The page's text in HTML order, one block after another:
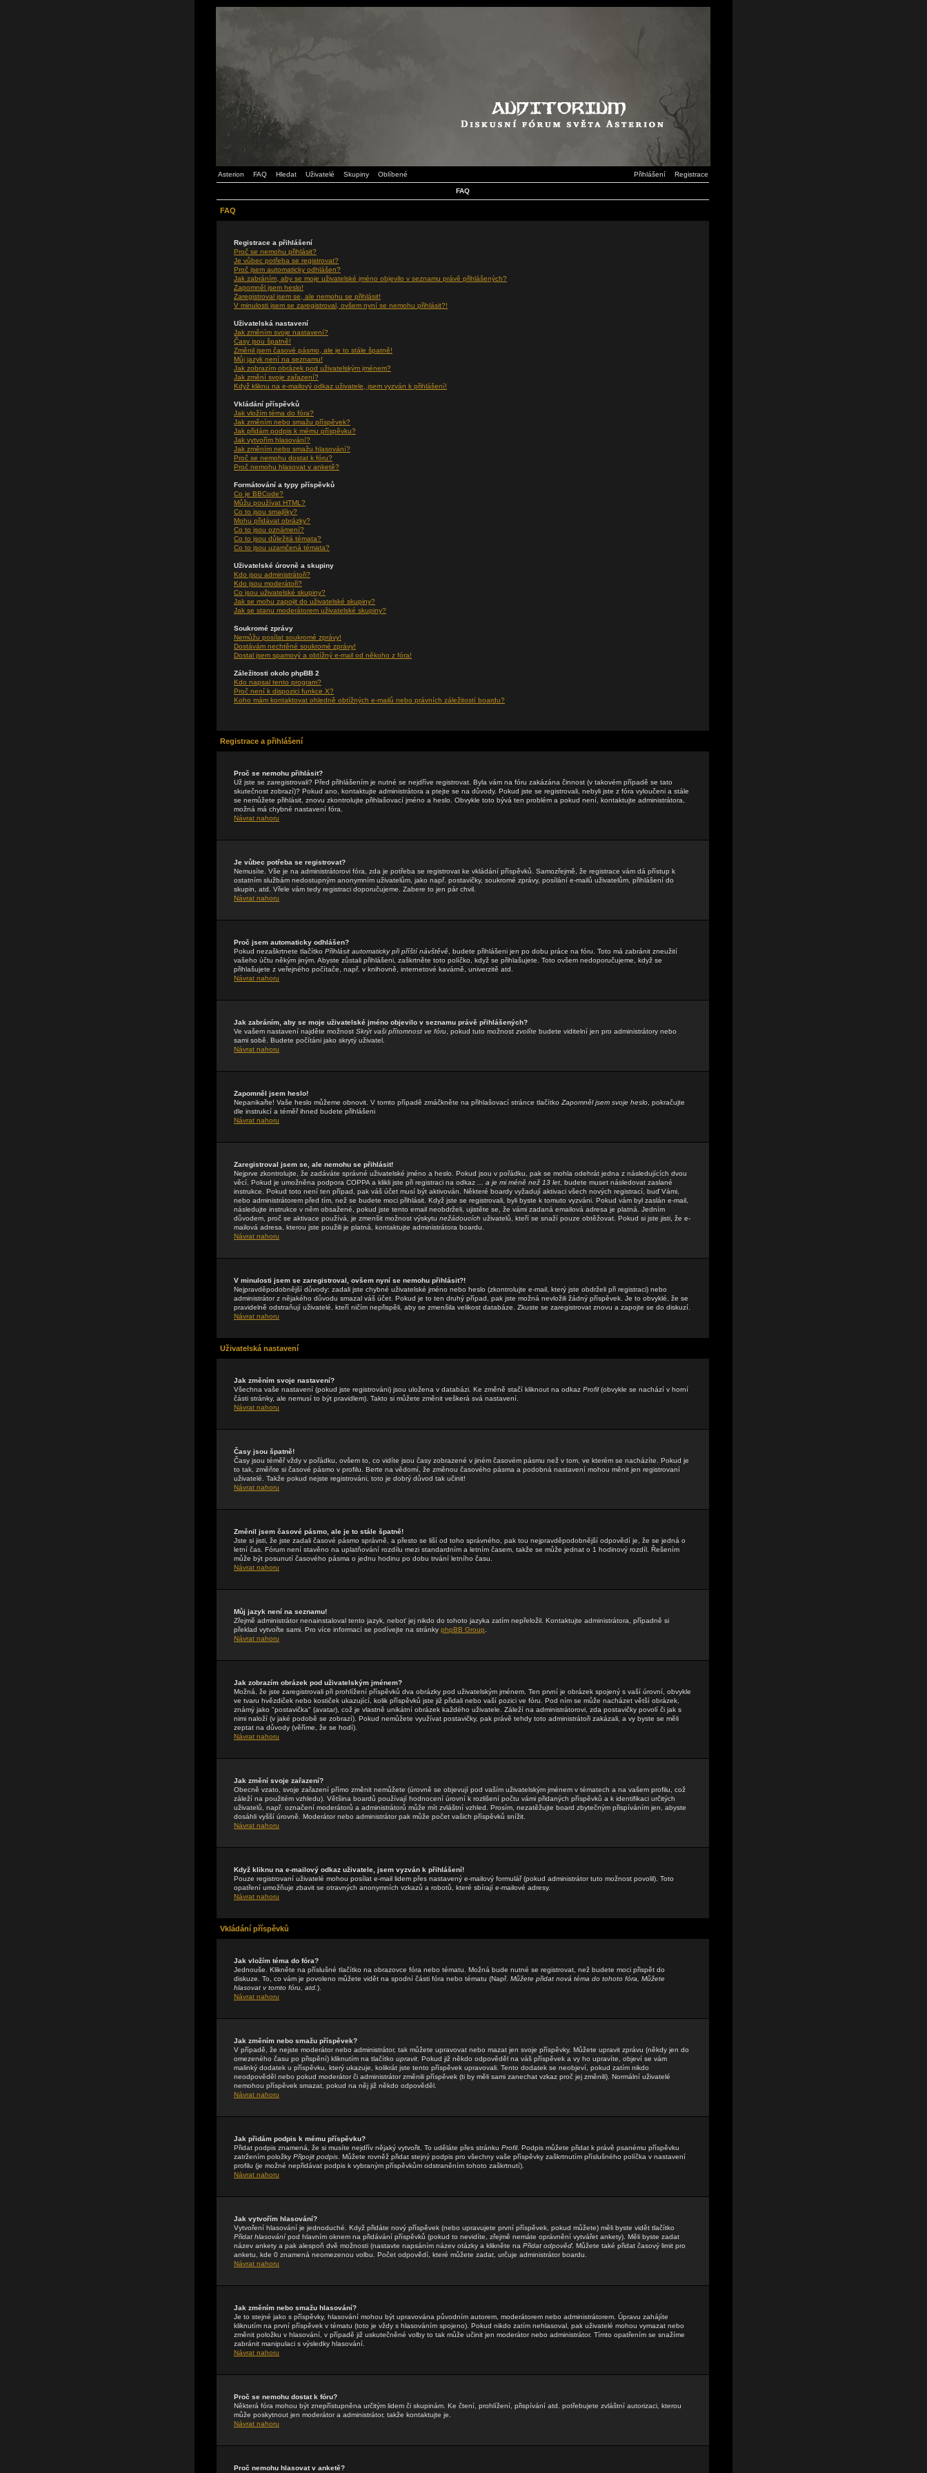
Asterion FAQ Hledat Uživatelé Skupiny Oblíbené Přihlášení Registrace
FAQ
FAQ
Registrace a přihlášení
Proč se nemohu přihlásit?
Je vůbec potřeba se registrovat?
Proč jsem automaticky odhlášen?
Jak zabráním, aby se moje uživatelské jméno objevilo v seznamu právě přihlášených?
Zapomněl jsem heslo!
Zaregistroval jsem se, ale nemohu se přihlásit!
V minulosti jsem se zaregistroval, ovšem nyní se nemohu přihlásit?!
Uživatelská nastavení
Jak změním svoje nastavení?
Časy jsou špatně!
Změnil jsem časové pásmo, ale je to stále špatně!
Můj jazyk není na seznamu!
Jak zobrazím obrázek pod uživatelským jménem?
Jak změní svoje zařazení?
Když kliknu na e-mailový odkaz uživatele, jsem vyzván k přihlášení!
Vkládání příspěvků
Jak vložím téma do fóra?
Jak změním nebo smažu příspěvek?
Jak přidám podpis k mému příspěvku?
Jak vytvořím hlasování?
Jak změním nebo smažu hlasování?
Proč se nemohu dostat k fóru?
Proč nemohu hlasovat v anketě?
Formátování a typy příspěvků
Co je BBCode?
Můžu používat HTML?
Co to jsou smajlíky?
Mohu přidávat obrázky?
Co to jsou oznámení?
Co to jsou důležitá témata?
Co to jsou uzamčená témata?
Uživatelské úrovně a skupiny
Kdo jsou administrátoři?
Kdo jsou moderátoři?
Co jsou uživatelské skupiny?
Jak se mohu zapojit do uživatelské skupiny?
Jak se stanu moderátorem uživatelské skupiny?
Soukromé zprávy
Nemůžu posílat soukromé zprávy!
Dostávám nechtěné soukromé zprávy!
Dostal jsem spamový a obtížný e-mail od někoho z fóra!
Záležitosti okolo phpBB 2
Kdo napsal tento program?
Proč není k dispozici funkce X?
Koho mám kontaktovat ohledně obtížných e-mailů nebo právních záležitostí boardu?
Registrace a přihlášení
Proč se nemohu přihlásit?
Už jste se zaregistrovali? Před přihlášením je nutné se nejdříve registrovat. Byla vám na fóru zakázána činnost (v takovém případě se tato
skutečnost zobrazí)? Pokud ano, kontaktujte administrátora a ptejte se na důvody. Pokud jste se registrovali, nebyli jste z fóra vyloučeni a stále
se nemůžete přihlásit, znovu zkontrolujte přihlašovací jméno a heslo. Obvykle toto bývá ten problém a pokud není, kontaktujte administrátora,
možná má chybné nastavení fóra.
Návrat nahoru
Je vůbec potřeba se registrovat?
Nemusíte. Vše je na administrátorovi fóra, zda je potřeba se registrovat ke vkládání příspěvků. Samozřejmě, že registrace vám dá přístup k
ostatním službám nedostupným anonymním uživatelům, jako např. postavičky, soukromé zprávy, posílání e-mailů uživatelům, přihlášení do
skupin, atd. Vřele vám tedy registraci doporučujeme. Zabere to jen pár chvil.
Návrat nahoru
Proč jsem automaticky odhlášen?
Pokud nezaškrtnete tlačítko Přihlásit automaticky při příští návštěvě , budete přihlášeni jen po dobu práce na fóru. Toto má zabránit zneužití
vašeho účtu někým jiným. Abyste zůstali přihlášeni, zaškrtněte toto políčko, když se přihlašujete. Toto ovšem nedoporučujeme, když se
přihlašujete z veřejného počítače, např. v knihovně, internetové kavárně, univerzitě atd.
Návrat nahoru
Jak zabráním, aby se moje uživatelské jméno objevilo v seznamu právě přihlášených?
Ve vašem nastavení najděte možnost Skrýt vaši přítomnost ve fóru , pokud tuto možnost zvolíte budete viditelní jen pro administrátory nebo
sami sobě. Budete počítáni jako skrytý uživatel.
Návrat nahoru
Zapomněl jsem heslo!
Nepanikařte! Vaše heslo můžeme obnovit. V tomto případě zmáčkněte na přihlašovací stránce tlačítko Zapomněl jsem svoje heslo , pokračujte
dle instrukcí a téměř ihned budete přihlášeni
Návrat nahoru
Zaregistroval jsem se, ale nemohu se přihlásit!
Nejprve zkontrolujte, že zadáváte správné uživatelské jméno a heslo. Pokud jsou v pořádku, pak se mohla odehrát jedna z následujících dvou
věcí. Pokud je umožněna podpora COPPA a klikli jste při registraci na odkaz
... a je mi méně než 13 let , budete muset následovat zaslané
instrukce. Pokud toto není ten případ, pak váš účet musí být aktivován. Některé boardy vyžadují aktivaci všech nových registrací, buď Vámi,
nebo administrátorem před tím, než se budete moci přihlásit. Když jste se registrovali, byli byste k tomuto vyzváni. Pokud vám byl zaslán e-mail,
následujte instrukce v něm obsažené, pokud jste tento email neobdrželi, ujistěte se, že vámi zadaná emailová adresa je platná. Jedním
důvodem, proč se aktivace používá, je zmenšit možnost výskytu nežádoucích uživatelů, kteří se snaží pouze obtěžovat. Pokud si jste jisti, že e-
mailová adresa, kterou jste použili je platná, kontaktujte administrátora boardu.
Návrat nahoru
V minulosti jsem se zaregistroval, ovšem nyní se nemohu přihlásit?!
Nejpravděpodobnější důvody: zadali jste chybné uživatelské jméno nebo heslo (zkontrolujte e-mail, který jste obdrželi při registraci) nebo
administrátor z nějakého důvodu smazal váš účet. Pokud je to ten druhý případ, pak jste možná nevložili žádný příspěvek. Je to obvyklé, že se
pravidelně odstraňují uživatelé, kteří ničím nepřispěli, aby se zmenšila velikost databáze. Zkuste se zaregistrovat znovu a zapojte se do diskuzí.
Návrat nahoru
Uživatelská nastavení
Jak změním svoje nastavení?
Všechna vaše nastavení (pokud jste registrováni) jsou uložena v databázi. Ke změně stačí kliknout na odkaz Profil(obvykle se nachází v horní
části stránky, ale nemusí to být pravidlem). Takto si můžete změnit veškerá svá nastavení.
Návrat nahoru
Časy jsou špatně!
Časy jsou téměř vždy v pořádku, ovšem to, co vidíte jsou časy zobrazené v jiném časovém pásmu než v tom, ve kterém se nacházíte. Pokud je
to tak, změňte si časové pásmo v profilu. Berte na vědomí, že změnou časového pásma a podobná nastavení mohou měnit jen registrovaní
uživatelé. Takže pokud nejste registrováni, toto je dobrý důvod tak učinit!
Návrat nahoru
Změnil jsem časové pásmo, ale je to stále špatně!
Jste si jisti, že jste zadali časové pásmo správně, a přesto se liší od toho správného, pak tou nejpravděpodobnější odpovědí je, že se jedná o
letní čas. Fórum není stavěno na uplatňování rozdílu mezi standardním a letním časem, takže se může jednat o 1 hodinový rozdíl. Řešením
může být posunutí časového pásma o jednu hodinu po dobu trvání letního času.
Návrat nahoru
Můj jazyk není na seznamu!
Zřejmě administrátor nenainstaloval tento jazyk, neboť jej nikdo do tohoto jazyka zatím nepřeložil. Kontaktujte administrátora, případně si
překlad vytvořte sami. Pro více informací se podívejte na stránky phpBB Group
Návrat nahoru
Jak zobrazím obrázek pod uživatelským jménem?
Možná, že jste zaregistrovali při prohlížení příspěvků dva obrázky pod uživatelským jménem. Ten první je obrázek spojený s vaší úrovní, obvykle
ve tvaru hvězdiček nebo kostiček ukazující, kolik příspěvků jste již přidali nebo vaší pozici ve fóru. Pod ním se může nacházet větší obrázek,
známý jako "postavička" (avatar), což je vlastně unikátní obrázek každého uživatele. Záleží na administrátorovi, zda postavičky povolí či jak s
nimi naloží (v jaké podobě se zobrazí). Pokud nemůžete využívat postavičky, pak právě tehdy toto administrátoři zakázali, a vy byste se měli
zeptat na důvody (věříme, že se hodí).
Návrat nahoru
Jak změní svoje zařazení?
Obecně vzato, svoje zařazení přímo změnit nemůžete (úrovně se objevují pod vaším uživatelským jménem v tématech a na vašem profilu, což
záleží na použitém vzhledu). Většina boardů používají hodnocení úrovní k rozlišení počtu vámi přidaných příspěvků a k identifikaci určitých
uživatelů, např. označení moderátorů a administrátorů může mít zvláštní vzhled. Prosím, nezatěžujte board zbytečným přispíváním jen, abyste
dosáhli vyšší úrovně. Moderátor nebo administrátor pak může počet vašich příspěvků snížit.
Návrat nahoru
Když kliknu na e-mailový odkaz uživatele, jsem vyzván k přihlášení!
Pouze registrovaní uživatelé mohou posílat e-mail lidem přes nastavený e-mailový formulář (pokud administrátor tuto možnost povolil). Toto
opatření umožňuje zbavit se otravných anonymních vzkazů a robotů, které sbírají e-mailové adresy.
Návrat nahoru
Vkládání příspěvků
Jak vložím téma do fóra?
Jednouše. Klikněte na příslušné tlačítko na obrazovce fóra nebo tématu. Možná bude nutné se registrovat, než budete moci přispět do
diskuze. To, co vám je povoleno můžete vidět na spodní části fóra nebo tématu (Např. Můžete přidat nová téma do tohoto fóra, Můžete
hlasovat v tomto fóru, atd. ).
Návrat nahoru
Jak změním nebo smažu příspěvek?
V případě, že nejste moderátor nebo administrátor, tak můžete upravovat nebo mazat jen svoje příspěvky. Můžete upravit zprávu (někdy jen do
omezeného času po přispění) kliknutím na tlačítko upravit . Pokud již někdo odpověděl na váš příspěvek a vy ho upravíte, objeví se vám
malinký dodatek u příspěvku, který ukazuje, kolikrát jste tento příspěvek upravovali. Tento dodatek se neobjeví, pokud zatím nikdo
neodpověděl nebo pokud moderátor či administrátor změnili příspěvek (ti by měli sami zanechat vzkaz proč jej změnili). Normální uživatelé
nemohou příspěvek smazat, pokud na něj již někdo odpověděl.
Návrat nahoru
Jak přidám podpis k mému příspěvku?
Přidat podpis znamená, že si musíte nejdřív nějaký vytvořit. To uděláte přes stránku Profil. Podpis můžete přidat k právě psanému příspěvku
zatržením položky Připojit podpis . Můžete rovněž přidat stejný podpis pro všechny vaše příspěvky zaškrtnutím příslušného políčka v nastavení
profilu (je možné nepřidávat podpis k vybraným příspěvkům odstraněním tohoto zaškrtnutí).
Návrat nahoru
Jak vytvořím hlasování?
Vytvoření hlasování je jednoduché. Když přidáte nový příspěvek (nebo upravujete první příspěvek, pokud můžete) měli byste vidět tlačítko
Přidat hlasovánípod hlavním oknem na přidávání příspěvků (pokud to nevidíte, zřejmě nemáte oprávnění vytvářet ankety). Měli byste zadat
název ankety a pak alespoň dvě možnosti (nastavte napsáním název otázky a klikněte na Přidat odpověď. Můžete také přidat časový limit pro
anketu, kde 0 znamená neomezenou volbu. Počet odpovědí, které můžete zadat, určuje administrátor boardu.
Návrat nahoru
Jak změním nebo smažu hlasování?
Je to stejné jako s příspěvky, hlasování mohou být upravována původním autorem, moderátorem nebo administrátorem. Úpravu zahájíte
kliknutím na první příspěvek v tématu (toto je vždy s hlasováním spojeno). Pokud nikdo zatím nehlasoval, pak uživatelé mohou vymazat nebo
změnit položku v hlasování, v případě již uskutečněné volby to tak může učinit jen moderátor nebo administrátor. Tímto opatřením se snažíme
zabránit manipulaci s výsledky hlasování.
Návrat nahoru
Proč se nemohu dostat k fóru?
Některá fóra mohou být znepřístupněna určitým lidem či skupinám. Ke čtení, prohlížení, přispívání atd. potřebujete zvláštní autorizaci, kterou
může poskytnout jen moderátor a administrátor, takže kontaktujte je.
Návrat nahoru
Proč nemohu hlasovat v anketě?